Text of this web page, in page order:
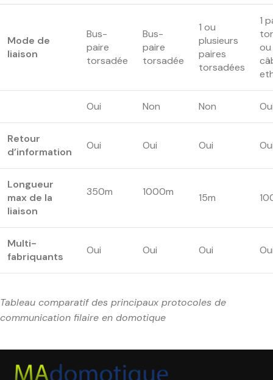
Mode de
liaison
Bus-
paire
torsadée
Bus-
paire
torsadée
1 ou
plusieurs
paires
torsadées
1
ou
Oui Non Non
Retour
d’information
Oui Oui Oui
Longueur
max de la
liaison
350m 1000m 15m
Multi-
fabriquants
Oui Oui Oui
Tableau comparatif des principaux protocoles de
communication filaire en domotique